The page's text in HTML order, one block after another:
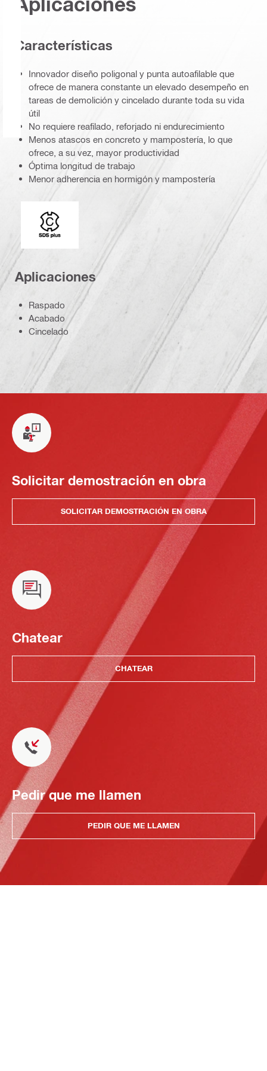
Características
Innovador diseño poligonal y punta autoafilable que
ofrece de manera constante un elevado desempeño en
tareas de demolición y cincelado durante toda su vida
útil
No requiere reafilado, reforjado ni endurecimiento
Menos atascos en concreto y mampostería, lo que
ofrece, a su vez, mayor productividad
Óptima longitud de trabajo
Menor adherencia en hormigón y mampostería
Conexión
Aplicaciones
Raspado
Acabado
Cincelado
Solicitar demostración en obra
SOLICITAR DEMOSTRACIÓN EN OBRA
Chatear
CHATEAR
Pedir que me llamen
PEDIR QUE ME LLAMEN